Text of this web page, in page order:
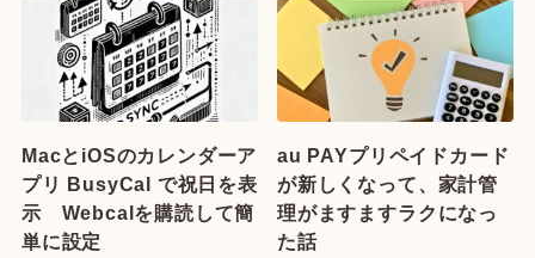
MacとiOSのカレンダーア
プリ BusyCal で祝日を表
示 Webcalを購読して簡
単に設定
au PAYプリペイドカード
が新しくなって、家計管
理がますますラクになっ
た話